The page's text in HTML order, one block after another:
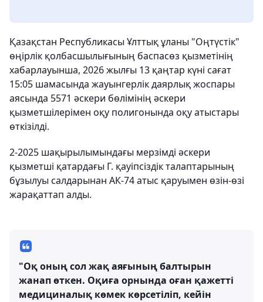
Қазақстан Республикасы Ұлттық ұланы "Оңтүстік"
өңірлік қолбасшылығының баспасөз қызметінің
хабарлауынша, 2026 жылғы 13 қаңтар күні сағат
15:05 шамасында жауынгерлік даярлық жоспары
аясында 5571 әскери бөлімінің әскери
қызметшілерімен оқу полигонында оқу атыстары
өткізілді.
2-2025 шақырылымындағы мерзімді әскери
қызметші қатардағы Г. қауіпсіздік талаптарының
бұзылуы салдарынан АК-74 атыс қаруымен өзін-өзі
жарақаттап алды.
"Оқ оның сол жақ аяғының балтырын
жанап өткен. Оқиға орнында оған қажетті
медициналық көмек көрсетіліп, кейін